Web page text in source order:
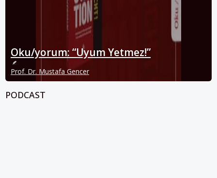
Oku/yorum: “Uyum Yetmez!”
Prof. Dr. Mustafa Gencer
PODCAST